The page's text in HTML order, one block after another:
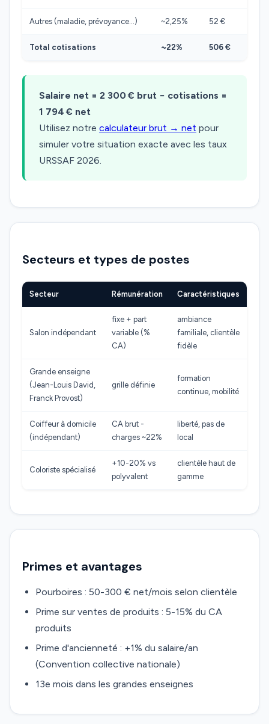
Autres (maladie, prévoyance…) ~2,25% 52 €
Total cotisations ~22% 506 €
Salaire net = 2 300 € brut − cotisations =
1 794 € net
Utilisez notre calculateur brut → net pour
simuler votre situation exacte avec les taux
URSSAF 2026.
Secteurs et types de postes
Secteur Rémunération Caractéristiques
Salon indépendant
fixe + part
variable (%
CA)
ambiance
familiale, clientèle
fidèle
Grande enseigne
(Jean-Louis David,
Franck Provost)
grille définie
formation
continue, mobilité
Coiffeur à domicile
(indépendant)
CA brut -
charges ~22%
liberté, pas de
local
Coloriste spécialisé
+10-20% vs
polyvalent
clientèle haut de
gamme
Primes et avantages
Pourboires : 50-300 € net/mois selon clientèle
Prime sur ventes de produits : 5-15% du CA
produits
Prime d'ancienneté : +1% du salaire/an
(Convention collective nationale)
13e mois dans les grandes enseignes